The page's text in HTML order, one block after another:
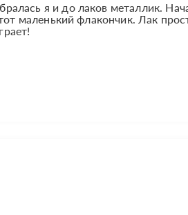
я и до лаков металлик.
маленький флакончик. Лак